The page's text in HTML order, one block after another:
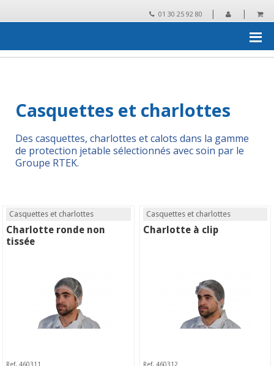
01 30 25 92 80 | |
Protection
Casquettes et charlottes
Des casquettes, charlottes et calots dans la gamme
de protection jetable sélectionnés avec soin par le
Groupe RTEK.
Casquettes et charlottes
Charlotte ronde non
tissée
Ref. 460311
Casquettes et charlottes
Charlotte à clip
Ref. 460312